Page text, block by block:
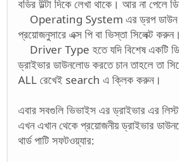
বডির উল্টা দিকে লেখা থাকে। আর না পেলে
Operating System এর ড্রপ ডাউন
প্রয়োজনুসারে এক্স পি বা ভিস্তা সিলেক্ট করুন।
Driver Type হতে যদি বিশেষ একটি
ড্রাইভার ডাউনলোড করতে চান তাহলে তা
ALL রেখেই search এ ক্লিক করুন।
এবার সবগুলি ভিভাইস এর ড্রাইভার এর লিস্ট
এখন এখান থেকে প্রয়োজনীয় ড্রাইভার
থার্ড পাটি সফটওয়্যার: